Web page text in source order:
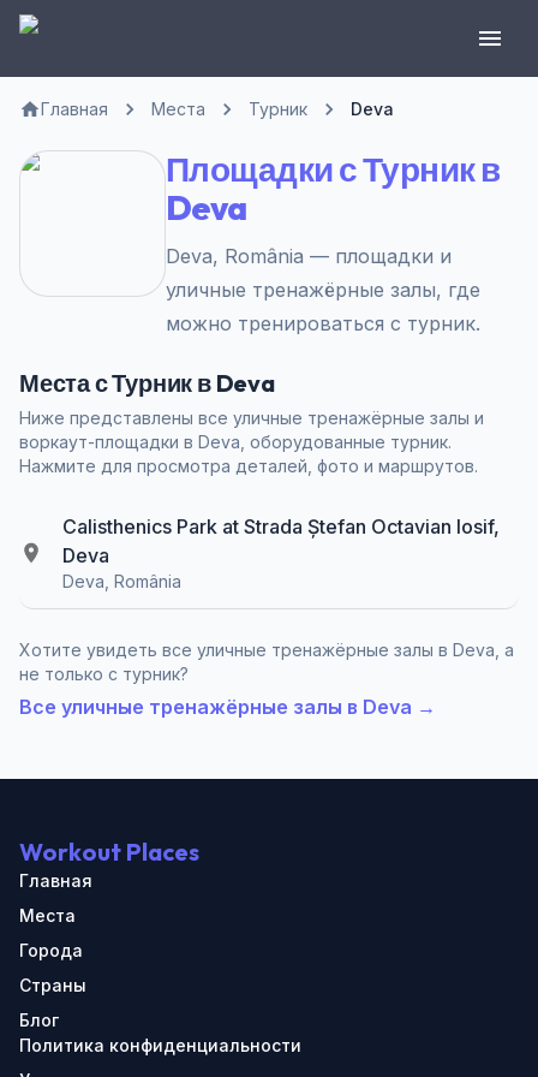
Главная Места Турник Deva
Площадки с Турник в
Deva
Deva, România — площадки и
уличные тренажёрные залы, где
можно тренироваться с турник.
Места с Турник в Deva
Ниже представлены все уличные тренажёрные залы и
воркаут-площадки в Deva, оборудованные турник.
Нажмите для просмотра деталей, фото и маршрутов.
Calisthenics Park at Strada Ștefan Octavian Iosif,
Deva
Deva, România
Хотите увидеть все уличные тренажёрные залы в Deva, а
не только с турник?
Все уличные тренажёрные залы в Deva →
Workout Places
Главная
Места
Города
Страны
Блог
Политика конфиденциальности